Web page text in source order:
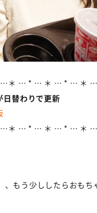
＊ … * … ＊ … * … ＊ …
日替わりで更新
＊ … * … ＊ … * … ＊ …
もう少ししたらおもち